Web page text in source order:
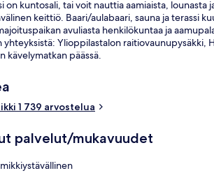
on kuntosali, tai voit nauttia aamiaista,
keittiö. Baari/aulabaari, sauna ja terassi
avuliasta henkilökuntaa ja
yhteyksistä: Ylioppilastalon raitiovaunupysäkki,
kävelymatkan päässä.
10.
1 739 arvostelua
palvelut/mukavuudet